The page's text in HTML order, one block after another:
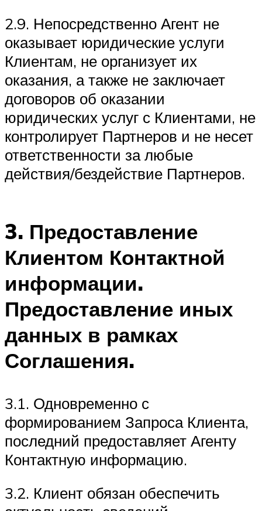
2.9. Непосредственно Агент не
оказывает юридические услуги
Клиентам, не организует их
оказания, а также не заключает
договоров об оказании
юридических услуг с Клиентами, не
контролирует Партнеров и не несет
ответственности за любые
действия/бездействие Партнеров.
3. Предоставление
Клиентом Контактной
информации.
Предоставление иных
данных в рамках
Соглашения.
3.1. Одновременно с
формированием Запроса Клиента,
последний предоставляет Агенту
Контактную информацию.
3.2. Клиент обязан обеспечить